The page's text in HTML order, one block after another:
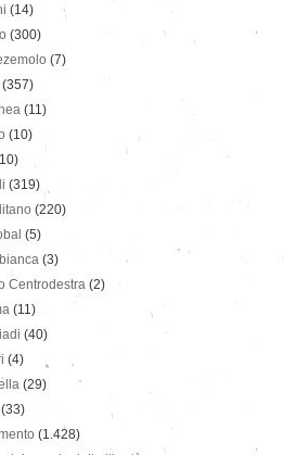
(14)
(300)
(7)
(357)
(11)
(10)
(319)
(220)
(5)
(3)
Centrodestra (2)
(11)
(40)
(4)
(29)
(33)
(1.428)